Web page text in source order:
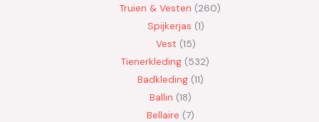
Truien & Vesten
260
Spijkerjas 1
Vest 15
Tienerkleding 532
Badkleding 11
Ballin 18
Bellaire 7